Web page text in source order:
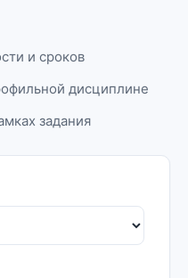
и сроков
дисциплине
задания